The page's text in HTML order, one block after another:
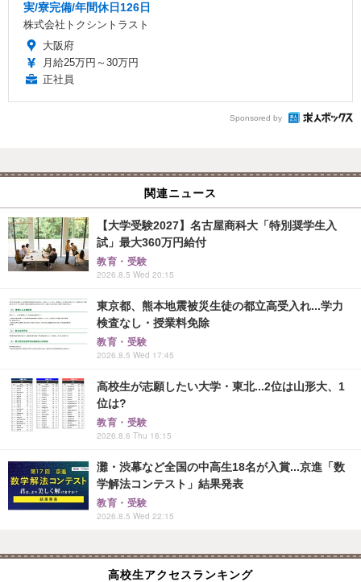
実/寮完備/年間休日126日
株式会社トクシントラスト
大阪府
月給25万円～30万円
正社員
Sponsored by
関連ニュース
【大学受験2027】名古屋商科大「特別奨学生入
試」最大360万円給付
教育・受験
2026.8.5 Wed 20:15
東京都、熊本地震被災生徒の都立高受入れ...学力
検査なし・授業料免除
教育・受験
2026.8.5 Wed 17:45
高校生が志願したい大学・東北...2位は山形大、1
位は?
教育・受験
2026.8.6 Thu 16:15
灘・渋幕など全国の中高生18名が入賞...京進「数
学解法コンテスト」結果発表
教育・受験
2026.8.5 Wed 22:15
高校生アクセスランキング